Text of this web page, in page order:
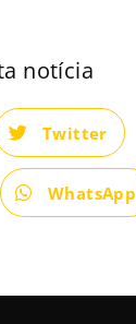
notícia
Twitter
WhatsApp